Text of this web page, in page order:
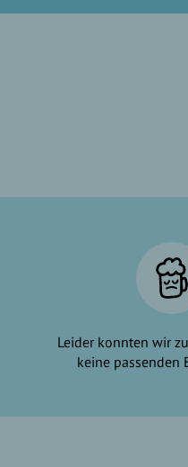
Leider konnten wir
keine passenden